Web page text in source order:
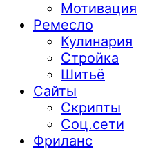
Мотивация
Ремесло
Кулинария
Стройка
Шитьё
Сайты
Скрипты
Соц.сети
Фриланс